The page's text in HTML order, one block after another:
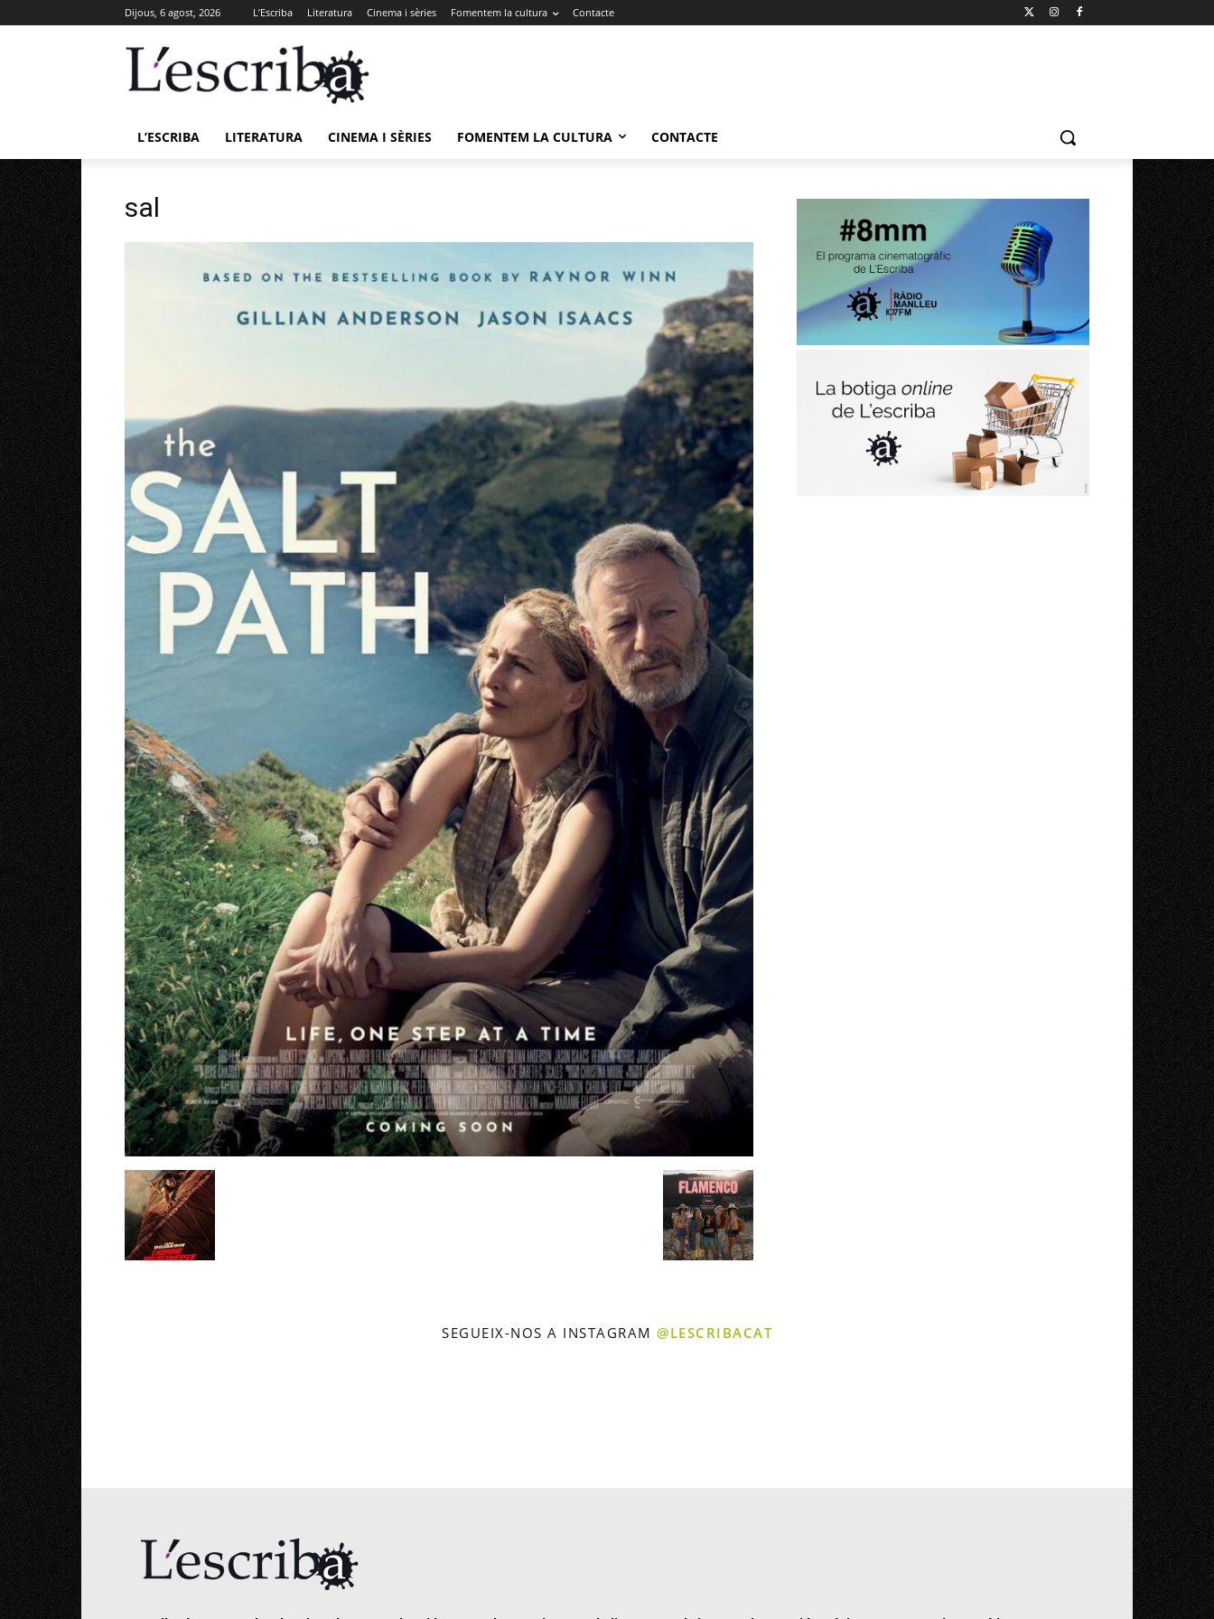
Dijous, 6 agost, 2026 L’Escriba Literatura Cinema i sèries Fomentem la cultura Contacte
L’ESCRIBA LITERATURA CINEMA I SÈRIES FOMENTEM LA CULTURA CONTACTE
sal
SEGUEIX-NOS A INSTAGRAM @LESCRIBACAT